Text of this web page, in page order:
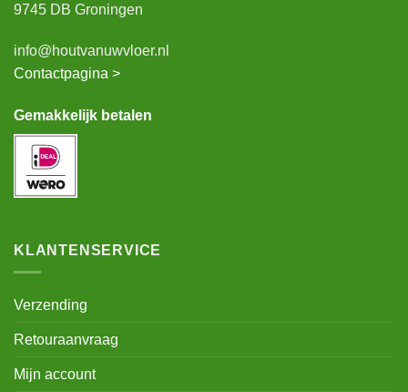
9745 DB Groningen
info@houtvanuwvloer.nl
Contactpagina >
Gemakkelijk betalen
KLANTENSERVICE
Verzending
Retouraanvraag
Mijn account